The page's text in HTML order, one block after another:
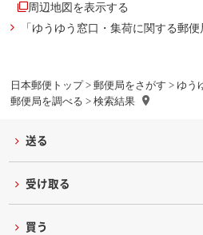
日本郵便トップ> 郵便局をさがす > ゆう
郵便局を調べる > 検索結果
周辺地図を表示する
「ゆうゆう窓口・集荷に関する郵
送る
受け取る
買う